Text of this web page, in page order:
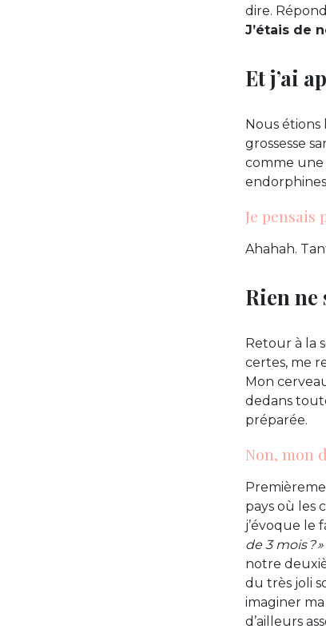
dire.
J’étais de
Et j’ai
Nous étions
grossesse
comme une
Je pensais
Ahahah.
Rien ne
Retour à la
certes, me
Mon
dedans
préparée.
Non, mon
pays où les
j’évoque le
de 3 mois ? »
notre
du très joli
imaginer
d’ailleurs